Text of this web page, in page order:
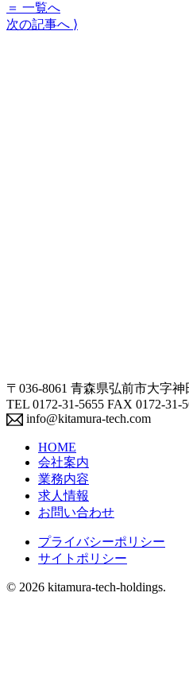
＝ 一覧へ
次の記事へ ⟩
〒036-8061 青森県弘前市大字神
TEL 0172-31-5655 FAX 0172-31-
info@kitamura-tech.com
HOME
会社案内
業務内容
求人情報
お問い合わせ
プライバシーポリシー
サイトポリシー
© 2026 kitamura-tech-holdings.